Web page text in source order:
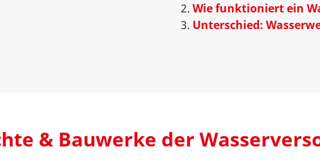
Wie funktioniert ein
Unterschied:
& Bauwerke der